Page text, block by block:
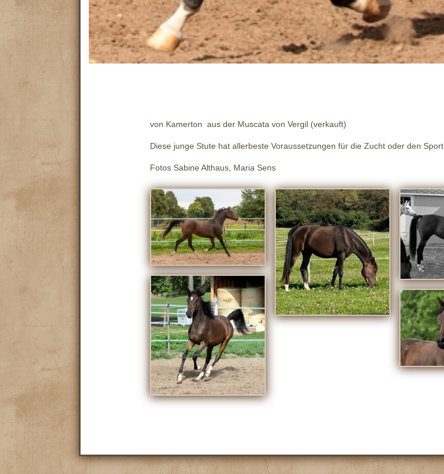
von Kamerton aus der Muscata von Vergil (verkauft)
Diese junge Stute hat allerbeste Voraussetzungen für die Zucht oder den Sport.
Fotos Sabine Althaus, Maria Sens